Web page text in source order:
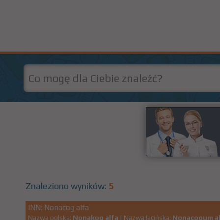
Znaleziono wyników: 5
INN: Nonacog alfa
Nazwa polska: Nonakog alfa | Nazwa łacińska: Nonacogum